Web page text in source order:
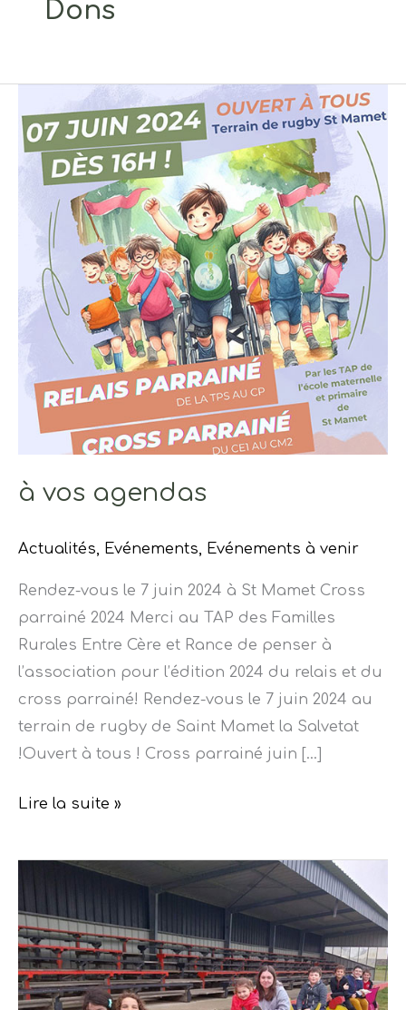
Dons
à vos agendas
Actualités, Evénements, Evénements à venir
Rendez-vous le 7 juin 2024 à St Mamet Cross
parrainé 2024 Merci au TAP des Familles
Rurales Entre Cère et Rance de penser à
l’association pour l’édition 2024 du relais et du
cross parrainé! Rendez-vous le 7 juin 2024 au
terrain de rugby de Saint Mamet la Salvetat
!Ouvert à tous ! Cross parrainé juin […]
vos
agendas
Lire la suite »
œufs